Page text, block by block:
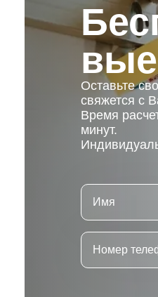
Оставьте
свяжется с
Время
минут.